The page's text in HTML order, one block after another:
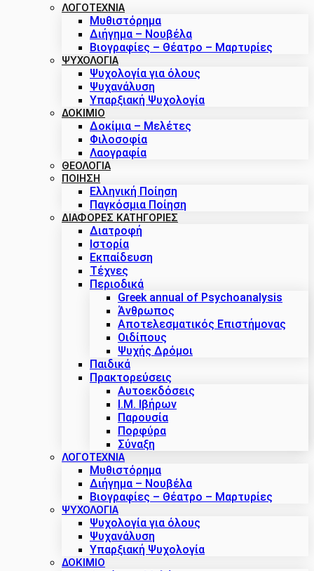
ΛΟΓΟΤΕΧΝΙΑ
Μυθιστόρημα
Διήγημα – Νουβέλα
Βιογραφίες – Θέατρο – Μαρτυρίες
ΨΥΧΟΛΟΓΙΑ
Ψυχολογία για όλους
Ψυχανάλυση
Υπαρξιακή Ψυχολογία
ΔΟΚΊΜΙΟ
Δοκίμια – Μελέτες
Φιλοσοφία
Λαογραφία
ΘΕΟΛΟΓΙΑ
ΠΟΙΗΣΗ
Ελληνική Ποίηση
Παγκόσμια Ποίηση
ΔΙΑΦΟΡΕΣ ΚΑΤΗΓΟΡΙΕΣ
Διατροφή
Ιστορία
Εκπαίδευση
Τέχνες
Περιοδικά
Greek annual of Psychoanalysis
Άνθρωπος
Αποτελεσματικός Επιστήμονας
Οιδίπους
Ψυχής Δρόμοι
Παιδικά
Πρακτoρεύσεις
Αυτοεκδόσεις
Ι.Μ. Ιβήρων
Παρουσία
Πορφύρα
Σύναξη
ΛΟΓΟΤΕΧΝΙΑ
Μυθιστόρημα
Διήγημα – Νουβέλα
Βιογραφίες – Θέατρο – Μαρτυρίες
ΨΥΧΟΛΟΓΙΑ
Ψυχολογία για όλους
Ψυχανάλυση
Υπαρξιακή Ψυχολογία
ΔΟΚΊΜΙΟ